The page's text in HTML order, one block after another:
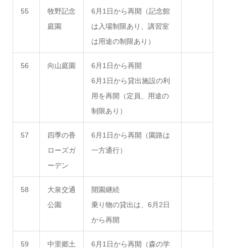
55
牧野記念
庭園
6月1日から再開（記念館
は入場制限あり、講習室
は用途の制限あり）
56 向山庭園
6月1日から再開
6月1日から貸出施設の利
用を再開（定員、用途の
制限あり）
57
四季の香
ローズガ
ーデン
6月1日から再開（園路は
一方通行）
58
大泉交通
公園
開園継続
乗り物の貸出は、6月2日
から再開
59
中里郷土
6月1日から再開（森の学